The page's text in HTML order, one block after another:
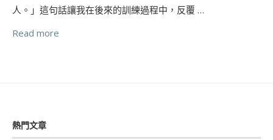
人。」這句話讓我在後來的訓練過程中，反覆 …
Read more
熱門文章